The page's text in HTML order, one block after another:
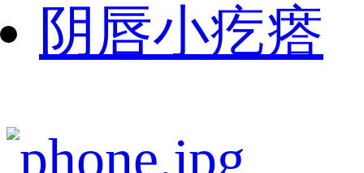
阴唇小疙瘩